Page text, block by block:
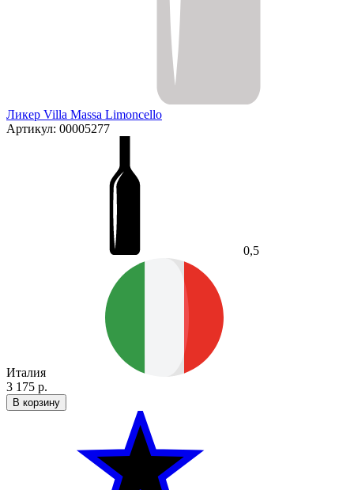
Ликер Villa Massa Limoncello
Артикул: 00005277
0,5
Италия
3 175 р.
В корзину